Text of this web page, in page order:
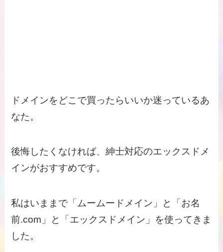
ドメインをどこで買ったらいいか迷っているあ
なた。
後悔したくなければ、紳士対応のエックスドメ
インがおすすめです。
私はいままで「ムームードメイン」と「お名
前.com」と「エックスドメイン」を使ってきま
した。